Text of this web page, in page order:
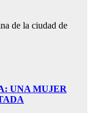
de la ciudad de
UNA MUJER